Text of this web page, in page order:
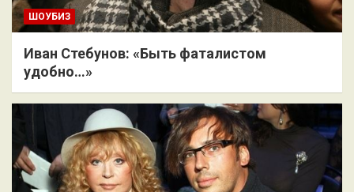
ШОУБИЗ
Иван Стебунов: «Быть фаталистом
удобно…»